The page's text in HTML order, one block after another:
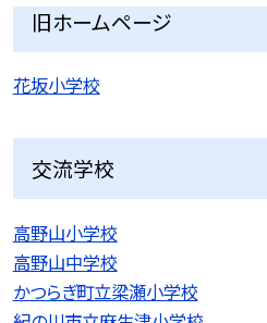
旧ホームページ
花坂小学校
交流学校
高野山小学校
高野山中学校
かつらぎ町立梁瀬小学校